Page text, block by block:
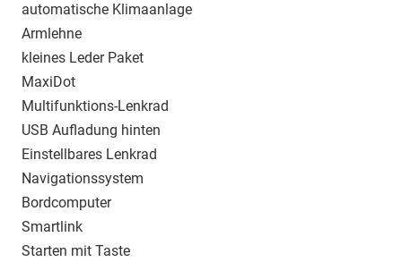
automatische Klimaanlage
Armlehne
kleines Leder Paket
MaxiDot
Multifunktions-Lenkrad
USB Aufladung hinten
Einstellbares Lenkrad
Navigationssystem
Bordcomputer
Smartlink
Starten mit Taste